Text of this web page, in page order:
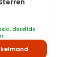
dezelfde